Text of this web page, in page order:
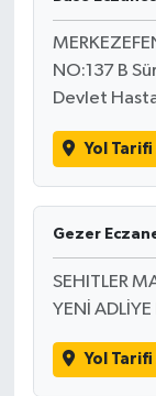
NO:137 B
Devlet
Yol Tarifi
Gezer
SEHITLER
YENİ ADLİYE
Yol Tarifi